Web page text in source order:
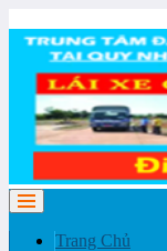
Trang Chủ